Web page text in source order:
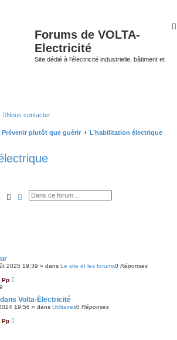
Forums de VOLTA-
Electricité
Site dédié à l'électricité industrielle, bâtiment et
Nous contacter
Prévenir plutôt que guérir L’habilitation électrique
Rechercher
Recherche avancée
2025 19:39 » dans Le site et les forums0 Réponses
Pp
Volta-Électricité
19:56 » dans Utilitaires0 Réponses
Pp